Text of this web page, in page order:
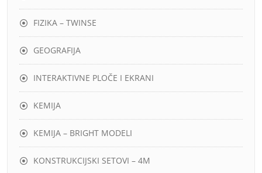
FIZIKA – TWINSE
GEOGRAFIJA
INTERAKTIVNE PLOČE I EKRANI
KEMIJA
KEMIJA – BRIGHT MODELI
KONSTRUKCIJSKI SETOVI – 4M